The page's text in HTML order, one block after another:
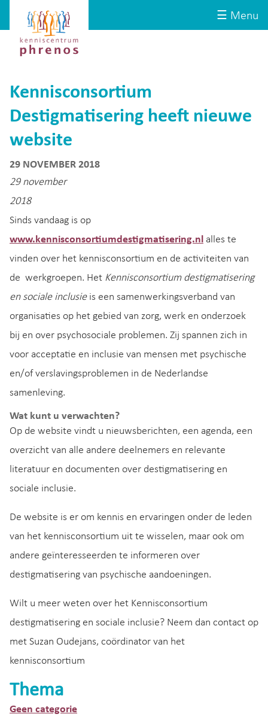
☰ Menu
Kenniscentrum
Phrenos
website
Kennisconsortium
Destigmatisering heeft nieuwe
website
29 NOVEMBER 2018
29 november
2018
Sinds vandaag is op
www.kennisconsortiumdestigmatisering.nl alles te
vinden over het kennisconsortium en de activiteiten van
de werkgroepen. Het Kennisconsortium destigmatisering
en sociale inclusieis een samenwerkingsverband van
organisaties op het gebied van zorg, werk en onderzoek
bij en over psychosociale problemen. Zij spannen zich in
voor acceptatie en inclusie van mensen met psychische
en/of verslavingsproblemen in de Nederlandse
samenleving.
Wat kunt u verwachten?
Op de website vindt u nieuwsberichten, een agenda, een
overzicht van alle andere deelnemers en relevante
literatuur en documenten over destigmatisering en
sociale inclusie.
De website is er om kennis en ervaringen onder de leden
van het kennisconsortium uit te wisselen, maar ook om
andere geïnteresseerden te informeren over
destigmatisering van psychische aandoeningen.
Wilt u meer weten over het Kennisconsortium
destigmatisering en sociale inclusie? Neem dan contact op
met Suzan Oudejans, coördinator van het
kennisconsortium
Thema
Geen categorie